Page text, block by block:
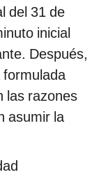
del 31 de
inicial
Después,
las razones
asumir la